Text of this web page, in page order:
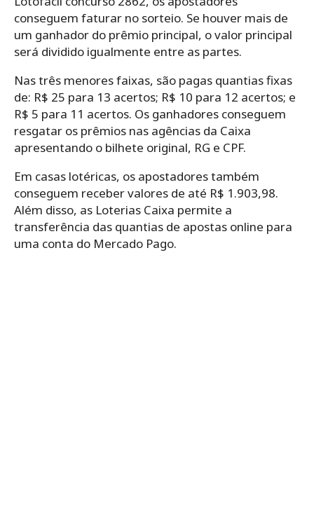
conseguem faturar no sorteio. Se houver mais de
um ganhador do prêmio principal, o valor principal
será dividido igualmente entre as partes.
Nas três menores faixas, são pagas quantias fixas
de: R$ 25 para 13 acertos; R$ 10 para 12 acertos; e
R$ 5 para 11 acertos. Os ganhadores conseguem
resgatar os prêmios nas agências da Caixa
apresentando o bilhete original, RG e CPF.
Em casas lotéricas, os apostadores também
conseguem receber valores de até R$ 1.903,98.
Além disso, as Loterias Caixa permite a
transferência das quantias de apostas online para
uma conta do Mercado Pago.